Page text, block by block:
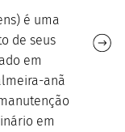
é uma
de seus
em
anã
em